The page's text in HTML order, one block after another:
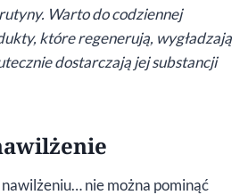
Warto do codziennej
które regenerują, wygładzają
dostarczają jej substancji
nie można pominąć